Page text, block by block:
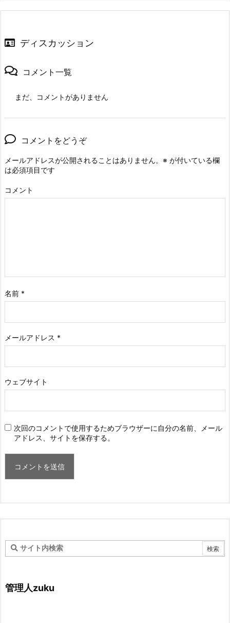
ディスカッション
コメント一覧
まだ、コメントがありません
コメントをどうぞ
メールアドレスが公開されることはありません。 ※ が付いている欄
は必須項目です
コメント
名前 *
メールアドレス *
ウェブサイト
次回のコメントで使用するためブラウザーに自分の名前、メール
アドレス、サイトを保存する。
管理人zuku